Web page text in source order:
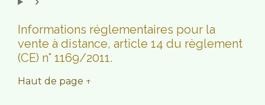
Informations réglementaires pour la
vente à distance, article 14 du règlement
(CE) n° 1169/2011.
Haut de page ↑